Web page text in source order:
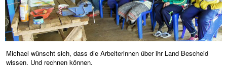
Michael wünscht sich, dass die Arbeiterinnen über ihr Land Bescheid
wissen. Und rechnen können.